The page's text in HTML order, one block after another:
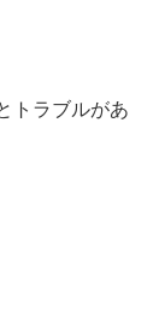
トラブルがあ